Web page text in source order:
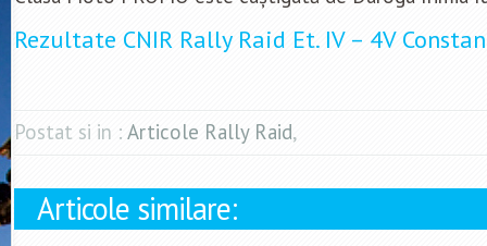
Rezultate CNIR Rally Raid Et. IV – 4V
Postat si in : Articole Rally Raid,
Articole similare: